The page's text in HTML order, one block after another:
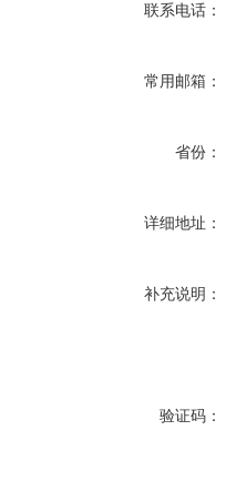
联系电话：
常用邮箱：
省份：
详细地址：
补充说明：
验证码：